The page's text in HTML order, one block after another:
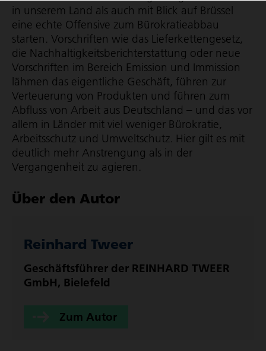
in unserem Land als auch mit Blick auf Brüssel
eine echte Offensive zum Büro­kra­tie­abbau
starten. Vorschriften wie das Liefer­ket­ten­ge­setz,
die Nach­hal­tig­keits­be­richt­erstat­tung oder neue
Vorschriften im Bereich Emission und Immission
lähmen das eigentliche Geschäft, führen zur
Verteuerung von Produkten und führen zum
Abfluss von Arbeit aus Deutschland – und das vor
allem in Länder mit viel weniger Bürokratie,
Arbeitsschutz und Umweltschutz. Hier gilt es mit
deutlich mehr Anstrengung als in der
Vergangenheit zu agieren.
Über den Autor
Reinhard Tweer
Geschäfts­führer der REINHARD TWEER
GmbH, Bielefeld
Zum Autor